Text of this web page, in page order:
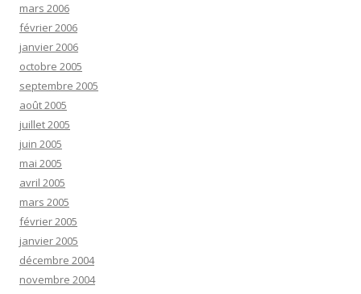
mars 2006
février 2006
janvier 2006
octobre 2005
septembre 2005
août 2005
juillet 2005
juin 2005
mai 2005
avril 2005
mars 2005
février 2005
janvier 2005
décembre 2004
novembre 2004